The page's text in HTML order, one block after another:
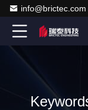
info@brictec.com